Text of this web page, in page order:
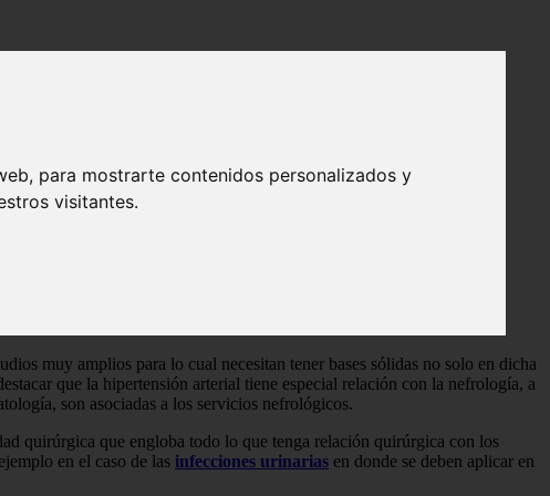
para mostrarte contenidos personalizados y
visitantes.
que quiere decir riñón y también del sufijo “logía” que quiere decir
muy amplios para lo cual necesitan tener bases sólidas no solo en dicha
que la hipertensión arterial tiene especial relación con la nefrología, a
son asociadas a los servicios nefrológicos.
quirúrgica que engloba todo lo que tenga relación quirúrgica con los
en el caso de las infecciones urinarias en donde se deben aplicar en